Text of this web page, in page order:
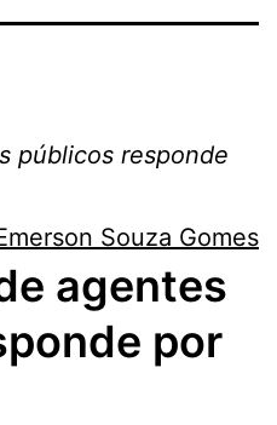
públicos responde
Souza Gomes
agentes
por